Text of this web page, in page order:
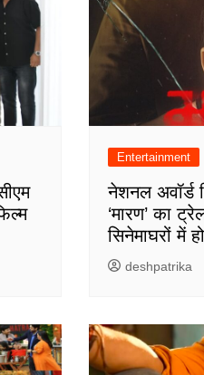
Entertainment
नेशनल अवॉर्ड
‘मारण’ का
सिनेमाघरों में
deshpatrika